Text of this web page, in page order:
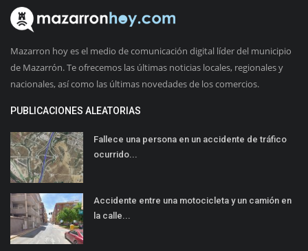
Mazarron hoy es el medio de comunicación digital líder del municipio
de Mazarrón. Te ofrecemos las últimas noticias locales, regionales y
nacionales, así como las últimas novedades de los comercios.
PUBLICACIONES ALEATORIAS
Fallece una persona en un accidente de tráfico
ocurrido...
Accidente entre una motocicleta y un camión en
la calle...